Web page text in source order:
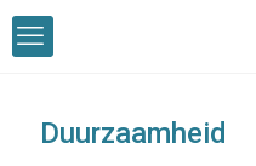
Duurzaamheid